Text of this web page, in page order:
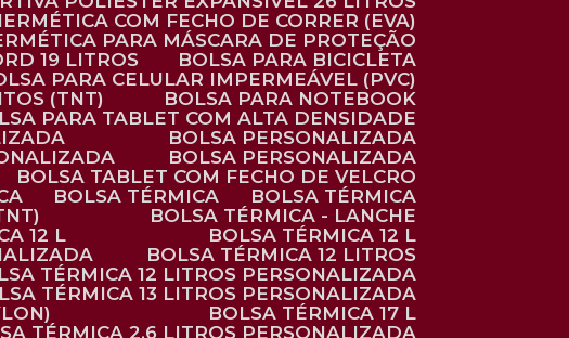
COM FECHO DE CORRER (EVA)
PARA MÁSCARA DE PROTEÇÃO
19 LITROS
BOLSA PARA BICICLETA
PARA CELULAR IMPERMEÁVEL (PVC)
(TNT)
BOLSA PARA NOTEBOOK
PARA TABLET COM ALTA DENSIDADE
BOLSA PERSONALIZADA
BOLSA PERSONALIZADA
BOLSA TABLET COM FECHO DE VELCRO
BOLSA TÉRMICA
BOLSA TÉRMICA
BOLSA TÉRMICA - LANCHE
12 L
BOLSA TÉRMICA 12 L
BOLSA TÉRMICA 12 LITROS
TÉRMICA 12 LITROS PERSONALIZADA
TÉRMICA 13 LITROS PERSONALIZADA
BOLSA TÉRMICA 17 L
TÉRMICA 2,6 LITROS PERSONALIZADA